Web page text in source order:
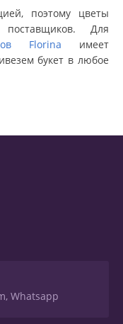
поэтому цветы
Для
Florina имеет
букет в любое
Whatsapp